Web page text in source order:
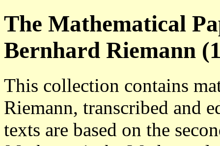
The Mathematical
Bernhard Riemann
This collection contains
Riemann, transcribed and
texts are based on the